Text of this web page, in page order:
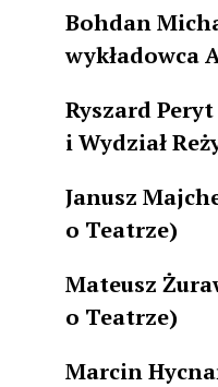
Bohdan
wykładowca
Ryszard
i Wydział
Janusz
o Teatrze)
Mateusz
o Teatrze)
Marcin